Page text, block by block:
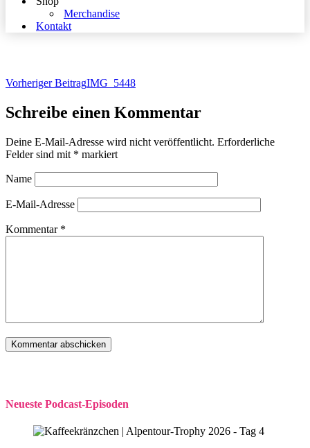
Merchandise
Kontakt
Vorheriger BeitragIMG_5448
Schreibe einen Kommentar
Deine E-Mail-Adresse wird nicht veröffentlicht. Erforderliche
Felder sind mit * markiert
Name
E-Mail-Adresse
Kommentar *
Neueste Podcast-Episoden